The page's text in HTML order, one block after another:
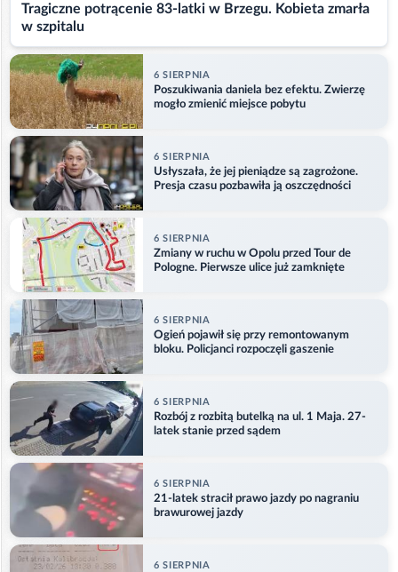
Tragiczne potrącenie 83-latki w Brzegu. Kobieta zmarła
w szpitalu
6 SIERPNIA
Poszukiwania daniela bez efektu. Zwierzę
mogło zmienić miejsce pobytu
6 SIERPNIA
Usłyszała, że jej pieniądze są zagrożone.
Presja czasu pozbawiła ją oszczędności
6 SIERPNIA
Zmiany w ruchu w Opolu przed Tour de
Pologne. Pierwsze ulice już zamknięte
6 SIERPNIA
Ogień pojawił się przy remontowanym
bloku. Policjanci rozpoczęli gaszenie
6 SIERPNIA
Rozbój z rozbitą butelką na ul. 1 Maja. 27-
latek stanie przed sądem
6 SIERPNIA
21-latek stracił prawo jazdy po nagraniu
brawurowej jazdy
6 SIERPNIA